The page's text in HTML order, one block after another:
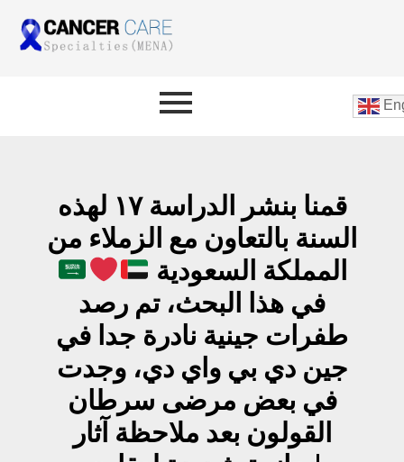
قمنا بنشر الدراسة ١٧ لهذه
السنة بالتعاون مع الزملاء من
المملكة السعودية
في هذا البحث، تم رصد
طفرات جينية نادرة جدا في
جين دي بي واي دي، وجدت
في بعض مرضى سرطان
القولون بعد ملاحظة آثار